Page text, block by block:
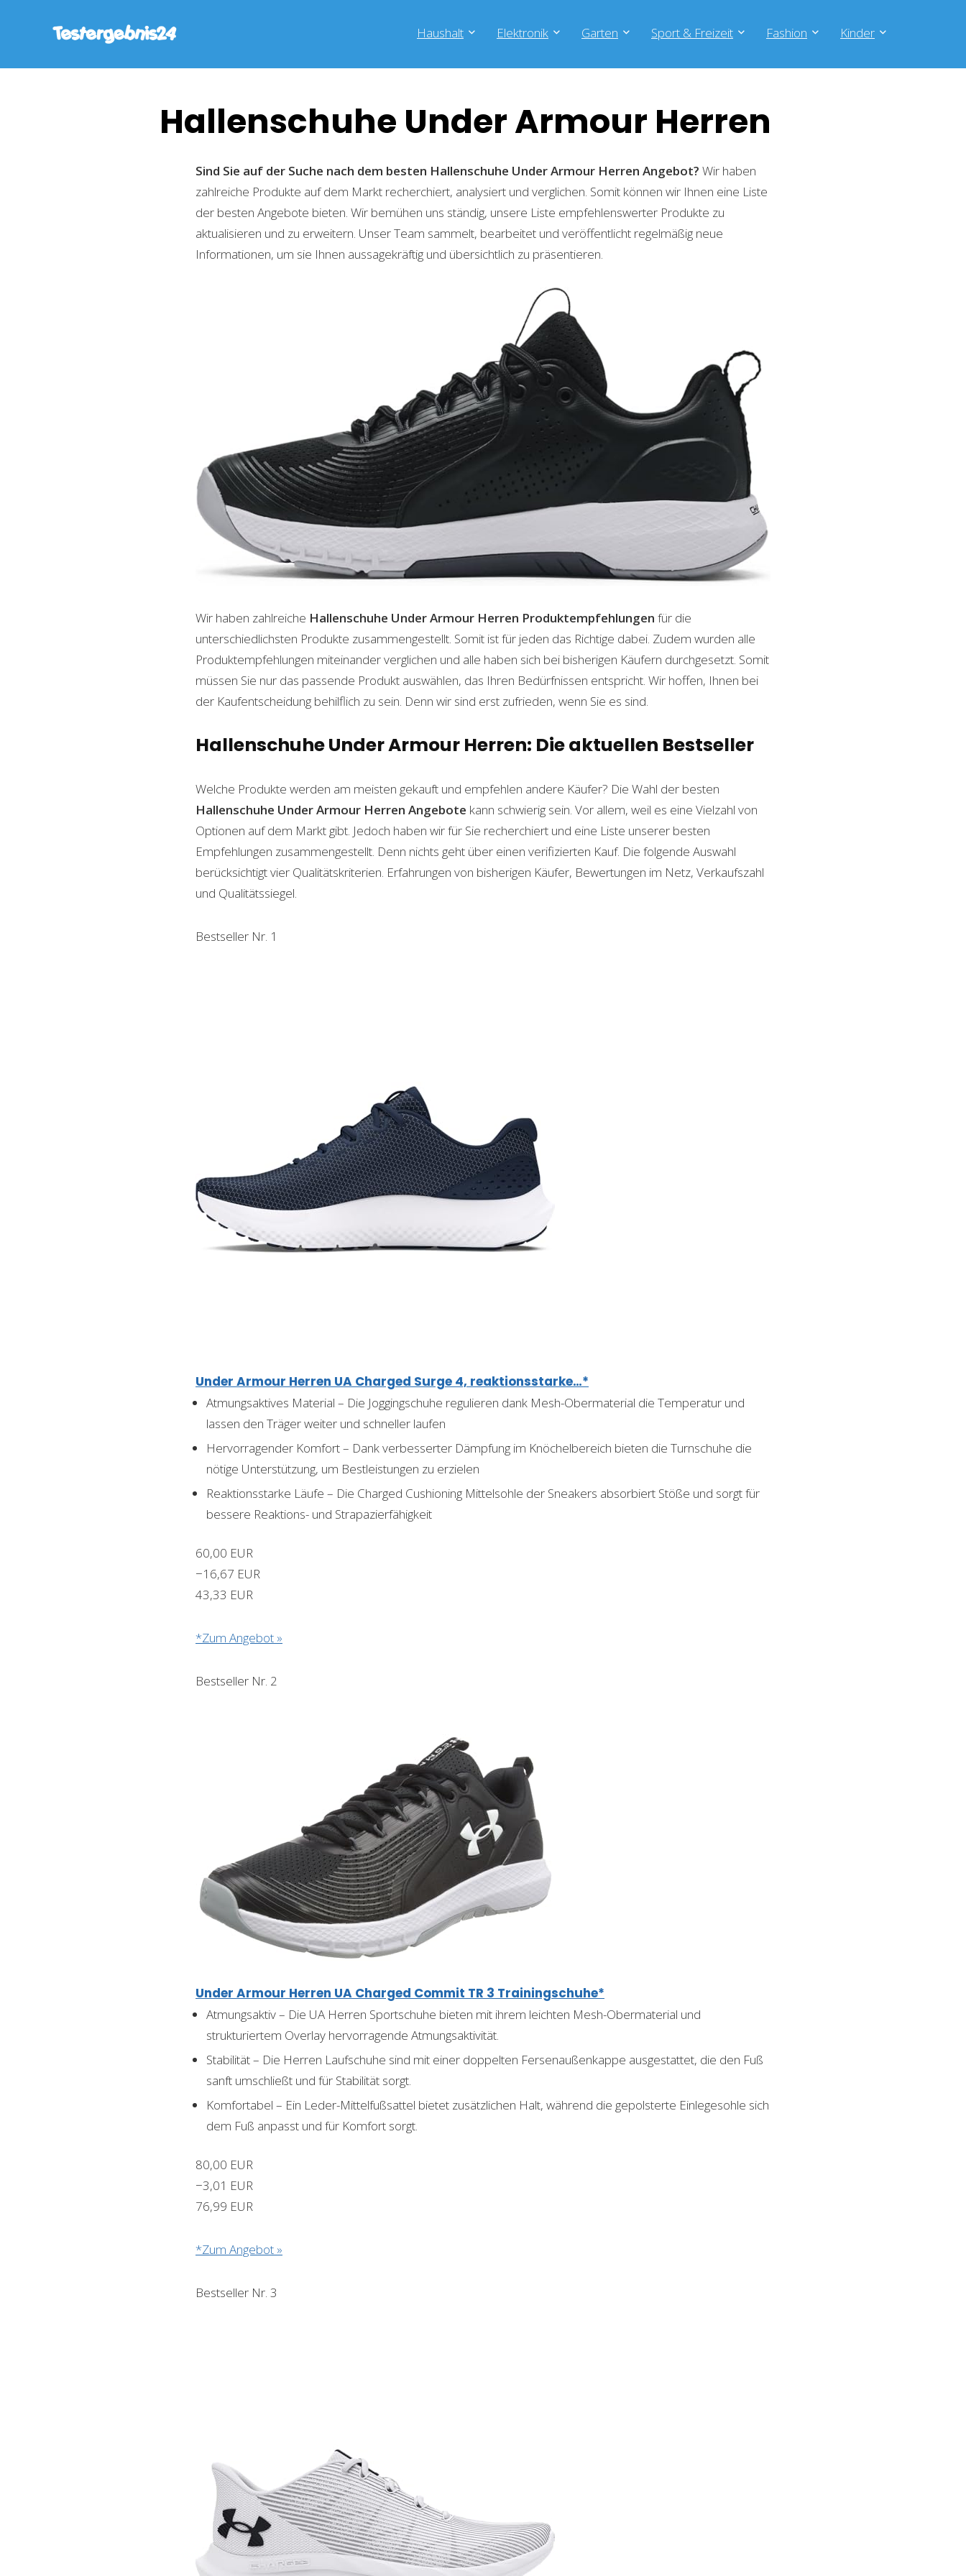
Haushalt Elektronik Garten Sport & Freizeit Fashion Kinder
Hallenschuhe Under Armour Herren
Sind Sie auf der Suche nach dem besten Hallenschuhe Under Armour Herren Angebot? Wir haben
zahlreiche Produkte auf dem Markt recherchiert, analysiert und verglichen. Somit können wir Ihnen eine Liste
der besten Angebote bieten. Wir bemühen uns ständig, unsere Liste empfehlenswerter Produkte zu
aktualisieren und zu erweitern. Unser Team sammelt, bearbeitet und veröffentlicht regelmäßig neue
Informationen, um sie Ihnen aussagekräftig und übersichtlich zu präsentieren.
Wir haben zahlreiche Hallenschuhe Under Armour Herren Produktempfehlungen für die
unterschiedlichsten Produkte zusammengestellt. Somit ist für jeden das Richtige dabei. Zudem wurden alle
Produktempfehlungen miteinander verglichen und alle haben sich bei bisherigen Käufern durchgesetzt. Somit
müssen Sie nur das passende Produkt auswählen, das Ihren Bedürfnissen entspricht. Wir hoffen, Ihnen bei
der Kaufentscheidung behilflich zu sein. Denn wir sind erst zufrieden, wenn Sie es sind.
Hallenschuhe Under Armour Herren: Die aktuellen Bestseller
Welche Produkte werden am meisten gekauft und empfehlen andere Käufer? Die Wahl der besten
Hallenschuhe Under Armour Herren Angebote kann schwierig sein. Vor allem, weil es eine Vielzahl von
Optionen auf dem Markt gibt. Jedoch haben wir für Sie recherchiert und eine Liste unserer besten
Empfehlungen zusammengestellt. Denn nichts geht über einen verifizierten Kauf. Die folgende Auswahl
berücksichtigt vier Qualitätskriterien. Erfahrungen von bisherigen Käufer, Bewertungen im Netz, Verkaufszahl
und Qualitätssiegel.
Bestseller Nr. 1
Under Armour Herren UA Charged Surge 4, reaktionsstarke…*
Atmungsaktives Material – Die Joggingschuhe regulieren dank Mesh-Obermaterial die Temperatur und
lassen den Träger weiter und schneller laufen
Hervorragender Komfort – Dank verbesserter Dämpfung im Knöchelbereich bieten die Turnschuhe die
nötige Unterstützung, um Bestleistungen zu erzielen
Reaktionsstarke Läufe – Die Charged Cushioning Mittelsohle der Sneakers absorbiert Stöße und sorgt für
bessere Reaktions- und Strapazierfähigkeit
60,00 EUR
−16,67 EUR
43,33 EUR
*Zum Angebot »
Bestseller Nr. 2
Under Armour Herren UA Charged Commit TR 3 Trainingschuhe*
Atmungsaktiv – Die UA Herren Sportschuhe bieten mit ihrem leichten Mesh-Obermaterial und
strukturiertem Overlay hervorragende Atmungsaktivität.
Stabilität – Die Herren Laufschuhe sind mit einer doppelten Fersenaußenkappe ausgestattet, die den Fuß
sanft umschließt und für Stabilität sorgt.
Komfortabel – Ein Leder-Mittelfußsattel bietet zusätzlichen Halt, während die gepolsterte Einlegesohle sich
dem Fuß anpasst und für Komfort sorgt.
80,00 EUR
−3,01 EUR
76,99 EUR
*Zum Angebot »
Bestseller Nr. 3